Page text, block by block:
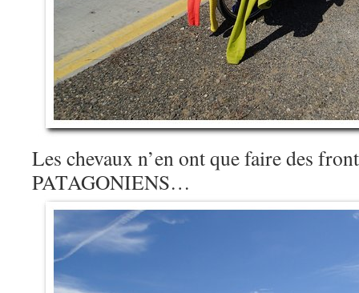
Les chevaux n’en ont que faire des
PATAGONIENS…